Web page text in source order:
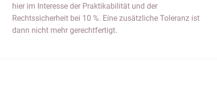
hier im Interesse der Praktikabilität und der
Rechtssicherheit bei 10 %. Eine zusätzliche Toleranz ist
dann nicht mehr gerechtfertigt.